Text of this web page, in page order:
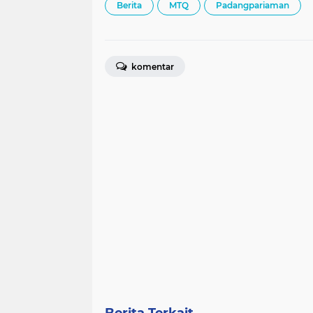
Berita MTQ Padangpariaman
komentar